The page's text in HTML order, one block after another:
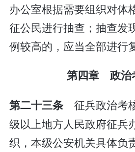
办公室根据需要组织对体
征公民进行抽查；抽查发
例较高的，应当全部进行
第四章 政治
第二十三条 征兵政治考
级以上地方人民政府征兵
织，本级公安机关具体负